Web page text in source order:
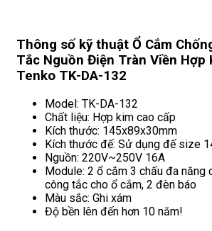
Thông số kỹ thuật Ổ Cắm
Tắc Nguồn Điện Tràn Viền Hợp
Tenko TK-DA-132
Model: TK-DA-132
Chất liệu: Hợp kim cao cấp
Kích thước: 145x89x30mm
Kích thước đế: Sử dụng đế size
Nguồn: 220V~250V 16A
Module: 2 ổ cắm 3 chấu đa năng
công tắc cho ổ cắm, 2 đèn báo
Màu sắc: Ghi xám
Độ bền lên đến hơn 10 năm!